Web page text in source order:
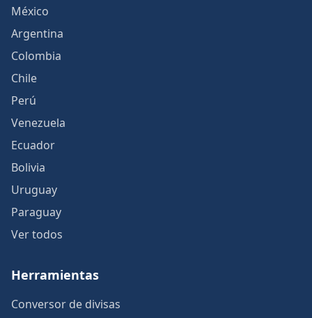
México
Argentina
Colombia
Chile
Perú
Venezuela
Ecuador
Bolivia
Uruguay
Paraguay
Ver todos
Herramientas
Conversor de divisas